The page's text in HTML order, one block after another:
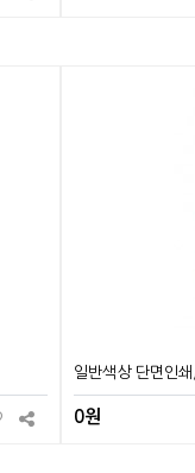
일반색상 단면인
0원